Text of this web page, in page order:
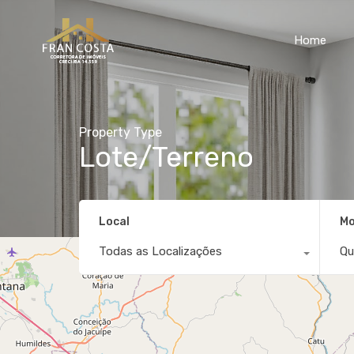
Home
Property Type
Lote/Terreno
Local
Todas as Localizações